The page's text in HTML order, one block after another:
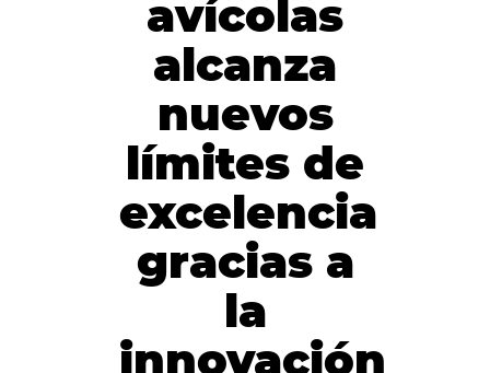
avícolas
alcanza
nuevos
límites de
excelencia
gracias a
la
innovación